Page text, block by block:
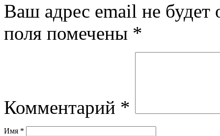
Ваш адрес email не будет
поля помечены *
Комментарий *
Имя *